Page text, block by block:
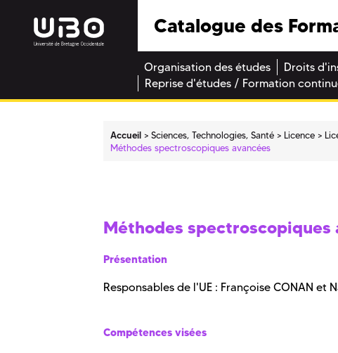
Catalogue des
Organisation des études Droits
Reprise d'études / Formation
Accueil Sciences, Technologies, Santé Licence
Méthodes spectroscopiques avancées
Méthodes spectroscopiques
Présentation
Responsables de l'UE : Françoise CONAN et
Compétences visées